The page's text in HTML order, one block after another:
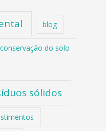
blog
conservação do solo
sólidos